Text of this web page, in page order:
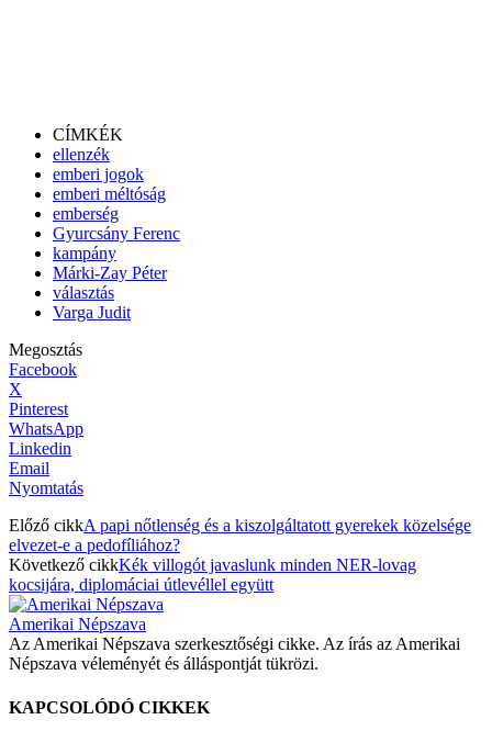
CÍMKÉK
ellenzék
emberi jogok
emberi méltóság
emberség
Gyurcsány Ferenc
kampány
Márki-Zay Péter
választás
Varga Judit
Megosztás
Facebook
X
Pinterest
WhatsApp
Linkedin
Email
Nyomtatás
Előző cikkA papi nőtlenség és a kiszolgáltatott gyerekek közelsége
elvezet-e a pedofíliához?
Következő cikkKék villogót javaslunk minden NER-lovag
kocsijára, diplomáciai útlevéllel együtt
Amerikai Népszava
Az Amerikai Népszava szerkesztőségi cikke. Az írás az Amerikai
Népszava véleményét és álláspontját tükrözi.
KAPCSOLÓDÓ CIKKEK